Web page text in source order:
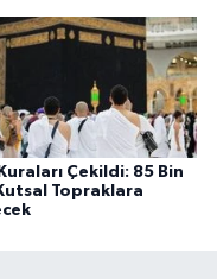
Çekildi: 85 Bin
Topraklara